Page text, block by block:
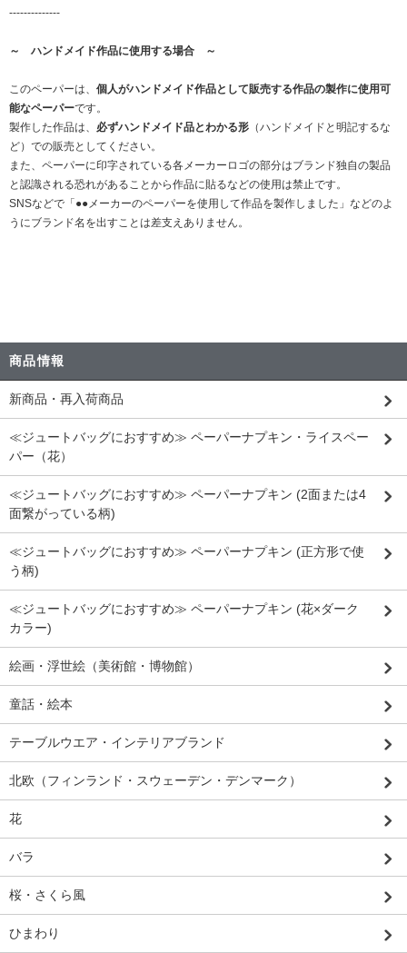
--------------
～ ハンドメイド作品に使用する場合 ～
このペーパーは、 個人がハンドメイド作品として販売する作品の製作に使用可
能なペーパーです。
製作した作品は、 必ずハンドメイド品とわかる形 （ハンドメイドと明記するな
ど）での販売としてください。
また、ペーパーに印字されている各メーカーロゴの部分はブランド独自の製品
と認識される恐れがあることから作品に貼るなどの使用は禁止です。
SNSなどで「●●メーカーのペーパーを使用して作品を製作しました」などのよ
うにブランド名を出すことは差支えありません。
商品情報
新商品・再入荷商品
≪ジュートバッグにおすすめ≫ ペーパーナプキン・ライスペー
パー（花）
≪ジュートバッグにおすすめ≫ ペーパーナプキン (2面または4
面繋がっている柄)
≪ジュートバッグにおすすめ≫ ペーパーナプキン (正方形で使
う柄)
≪ジュートバッグにおすすめ≫ ペーパーナプキン (花×ダーク
カラー)
絵画・浮世絵（美術館・博物館）
童話・絵本
テーブルウエア・インテリアブランド
北欧（フィンランド・スウェーデン・デンマーク）
花
バラ
桜・さくら風
ひまわり